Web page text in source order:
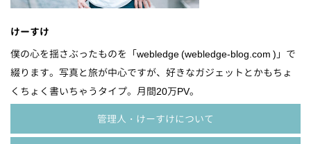
けーすけ
僕の心を揺さぶったものを「webledge (webledge-blog.com )」で
綴ります。写真と旅が中心ですが、好きなガジェットとかもちょ
くちょく書いちゃうタイプ。月間20万PV。
管理人・けーすけについて